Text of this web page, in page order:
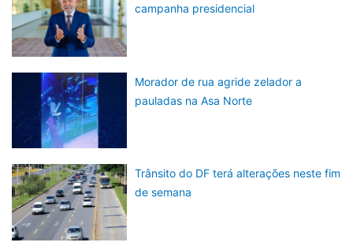
campanha presidencial
Morador de rua agride zelador a
pauladas na Asa Norte
Trânsito do DF terá alterações neste fim
de semana